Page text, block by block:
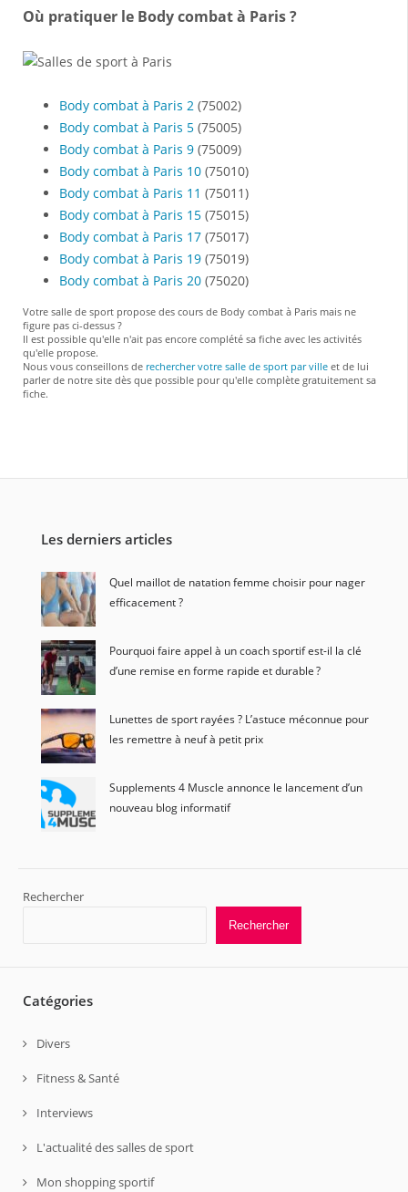
Où pratiquer le Body combat à Paris ?
Body combat à Paris 2 (75002)
Body combat à Paris 5 (75005)
Body combat à Paris 9 (75009)
Body combat à Paris 10 (75010)
Body combat à Paris 11 (75011)
Body combat à Paris 15 (75015)
Body combat à Paris 17 (75017)
Body combat à Paris 19 (75019)
Body combat à Paris 20 (75020)
Votre salle de sport propose des cours de Body combat à Paris mais ne
figure pas ci-dessus ?
Il est possible qu'elle n'ait pas encore complété sa fiche avec les activités
qu'elle propose.
Nous vous conseillons de rechercher votre salle de sport par ville et de lui
parler de notre site dès que possible pour qu'elle complète gratuitement sa
fiche.
Les derniers articles
Quel maillot de natation femme choisir pour nager
efficacement ?
Pourquoi faire appel à un coach sportif est-il la clé
d’une remise en forme rapide et durable ?
Lunettes de sport rayées ? L’astuce méconnue pour
les remettre à neuf à petit prix
Supplements 4 Muscle annonce le lancement d’un
nouveau blog informatif
Rechercher
Rechercher
Catégories
Divers
Fitness & Santé
Interviews
L'actualité des salles de sport
Mon shopping sportif